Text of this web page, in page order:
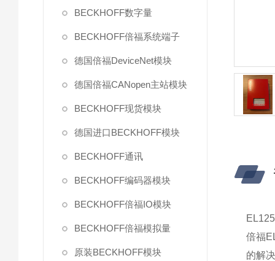
BECKHOFF数字量
BECKHOFF倍福系统端子
德国倍福DeviceNet模块
德国倍福CANopen主站模块
BECKHOFF现货模块
德国进口BECKHOFF模块
BECKHOFF通讯
BECKHOFF编码器模块
BECKHOFF倍福IO模块
BECKHOFF倍福模拟量
原装BECKHOFF模块
倍福
的解